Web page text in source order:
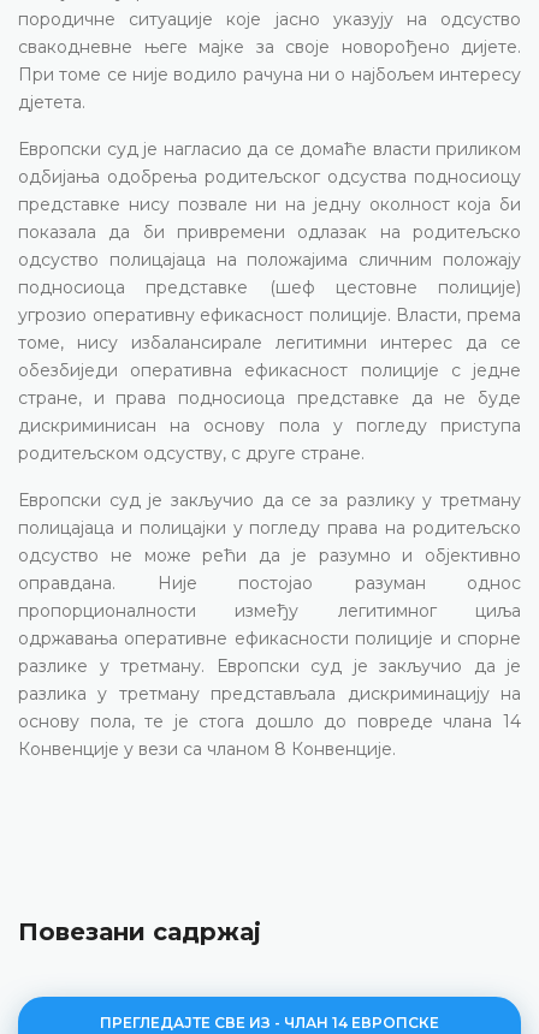
породичне ситуације које јасно указују на одсуство
свакодневне његе мајке за своје новорођено дијете.
При томе се није водило рачуна ни о најбољем интересу
дјетета.
Европски суд је нагласио да се домаће власти приликом
одбијања одобрења родитељског одсуства подносиоцу
представке нису позвале ни на једну околност која би
показала да би привремени одлазак на родитељско
одсуство полицајаца на положајима сличним положају
подносиоца представке (шеф цестовне полиције)
угрозио оперативну ефикасност полиције. Власти, према
томе, нису избалансирале легитимни интерес да се
обезбиједи оперативна ефикасност полиције с једне
стране, и права подносиоца представке да не буде
дискриминисан на основу пола у погледу приступа
родитељском одсуству, с друге стране.
Европски суд је закључио да се за разлику у третману
полицајаца и полицајки у погледу права на родитељско
одсуство не може рећи да је разумно и објективно
оправдана. Није постојао разуман однос
пропорционалности између легитимног циља
одржавања оперативне ефикасности полиције и спорне
разлике у третману. Европски суд је закључио да је
разлика у третману представљала дискриминацију на
основу пола, те је стога дошло до повреде члана 14
Конвенције у вези са чланом 8 Конвенције.
Повезани садржај
ПРЕГЛЕДАЈТЕ СВЕ ИЗ - ЧЛАН 14 ЕВРОПСКЕ